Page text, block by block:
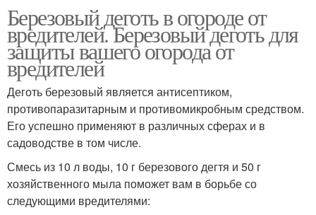
Березовый деготь в огороде от
вредителей. Березовый деготь для
защиты вашего огорода от
вредителей
Деготь березовый является антисептиком,
противопаразитарным и противомикробным средством.
Его успешно применяют в различных сферах и в
садоводстве в том числе.
Смесь из 10 л воды, 10 г березового дегтя и 50 г
хозяйственного мыла поможет вам в борьбе со
следующими вредителями: